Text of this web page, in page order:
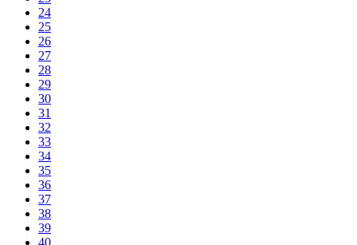
24
25
26
27
28
29
30
31
32
33
34
35
36
37
38
39
40